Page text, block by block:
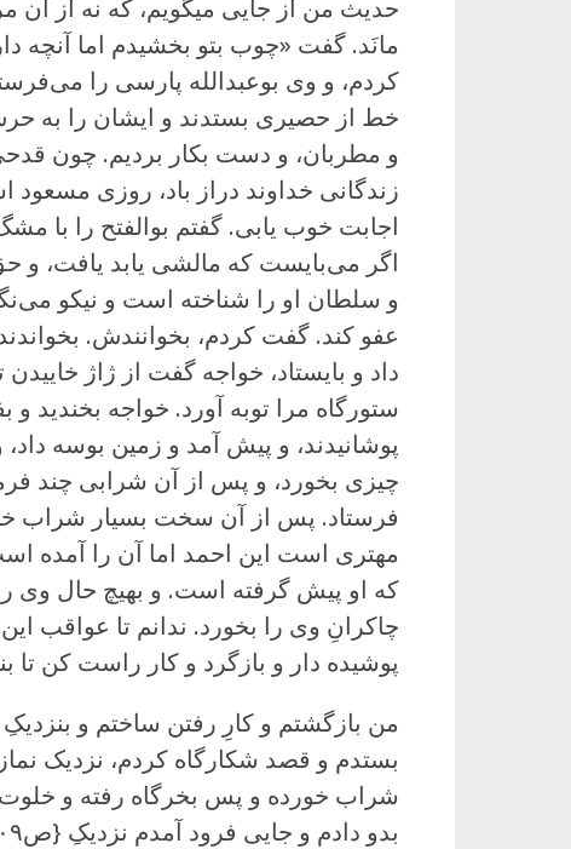
حدیث من از جایی میگویم، که نه از آن
مانَد. گفت «چوب بتو بخشیدم اما آنچه
کردم، و وی بوعبدالله پارسی را
خط از حصیری بستدند و ایشان را به
زندگانی خداوند دراز باد، روزی
اجابت خوب یابی. گفتم بوالفتح را با
اگر می‌بایست که مالشی یابد یافت، و
و سلطان او را شناخته است و نیکو
عفو کند. گفت کردم، بخوانندش.
داد و بایستاد، خواجه گفت از ژاژ
ستورگاه مرا توبه آورد. خواجه بخندید و
پوشانیدند، و پیش آمد و زمین بوسه
چیزی بخورد، و پس از آن شرابی چند
فرستاد. پس از آن سخت بسیار شراب
مهتری است این احمد اما آن را آمده
که او پیش گرفته است. و بهیچ حال وی
چاکرانِ وی را بخورد. ندانم تا عواقب
پوشیده دار و بازگرد و کار راست کن تا
من بازگشتم و کارِ رفتن ساختم و
بستدم و قصد شکارگاه کردم، نزدیک
شراب خورده و پس بخرگاه رفته و